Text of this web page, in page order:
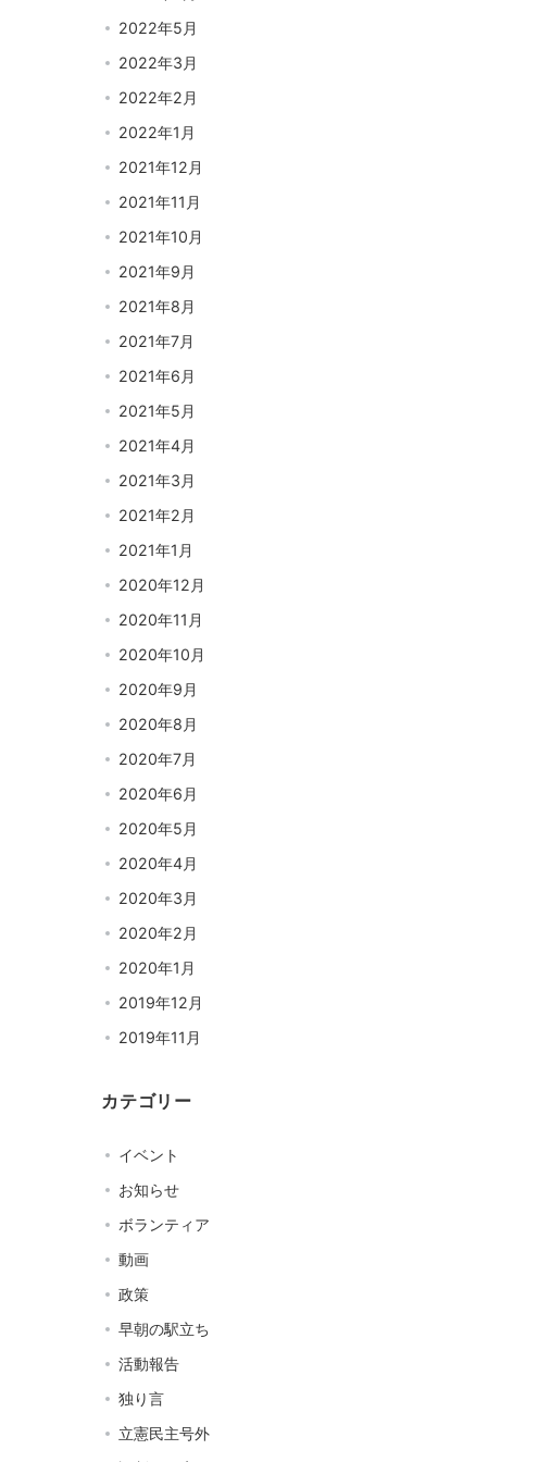
2022年5月
2022年3月
2022年2月
2022年1月
2021年12月
2021年11月
2021年10月
2021年9月
2021年8月
2021年7月
2021年6月
2021年5月
2021年4月
2021年3月
2021年2月
2021年1月
2020年12月
2020年11月
2020年10月
2020年9月
2020年8月
2020年7月
2020年6月
2020年5月
2020年4月
2020年3月
2020年2月
2020年1月
2019年12月
2019年11月
カテゴリー
イベント
お知らせ
ボランティア
動画
政策
早朝の駅立ち
活動報告
独り言
立憲民主号外